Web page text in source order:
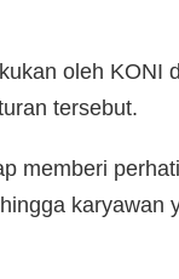
oleh KONI
tersebut.
memberi
karyawan